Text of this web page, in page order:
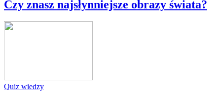
Czy znasz najsłynniejsze obrazy świata?
Quiz wiedzy